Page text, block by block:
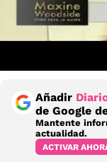
Añadir
de Google
Mantente
actualidad.
ACTIVAR